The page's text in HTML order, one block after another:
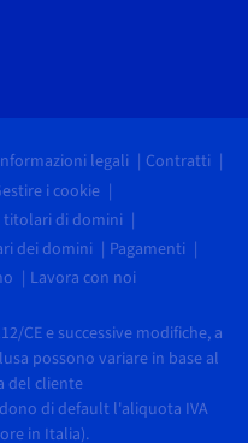
legali
Contratti
i cookie
titolari di domini
dei domini
Pagamenti
Lavora con noi
CE e successive modifiche, a
possono variare in base al
del cliente
di default l'aliquota IVA
in Italia).